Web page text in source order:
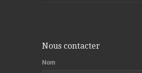
Nous contacter
Nom